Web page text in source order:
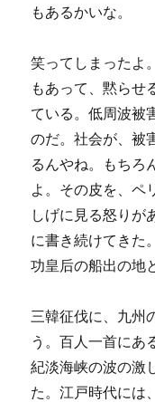
もあるかいな。
笑ってしまったよ
もあって、黙らせ
ている。低周波被
のだ。社会が、被
るんやね。もちろ
よ。その皮を、ペ
しげに見る怒りが
に書き続けてきた
功皇后の船出の地
三韓征伐に、九州
う。百人一首にあ
紀淡海峡の波の激
た。江戸時代には